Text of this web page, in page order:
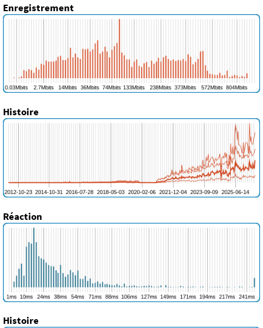
Enregistrement
Histoire
Réaction
Histoire